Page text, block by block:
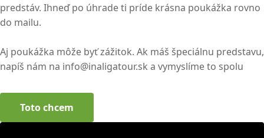
predstáv. Ihneď po úhrade ti príde krásna poukážka rovno
do mailu.
Aj poukážka môže byť zážitok. Ak máš špeciálnu predstavu,
napíš nám na info@inaligatour.sk a vymyslíme to spolu
Toto chcem